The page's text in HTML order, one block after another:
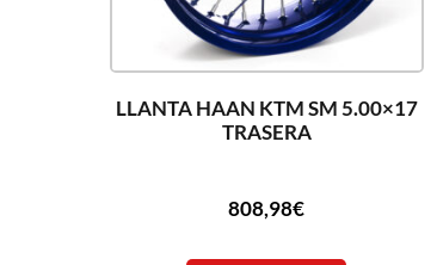
LLANTA HAAN KTM SM 5.00×17
TRASERA
808,98€